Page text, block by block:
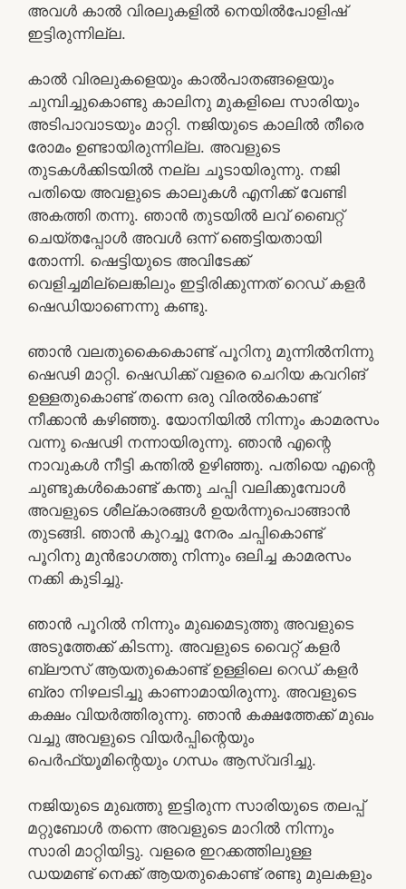
അവൾ കാൽ വിരലുകളിൽ നെയിൽപോളിഷ്
ഇട്ടിരുന്നില്ല.
കാൽ വിരലുകളെയും കാൽപാതങ്ങളെയും
ചുമ്പിച്ചുകൊണ്ടു കാലിനു മുകളിലെ സാരിയും
അടിപാവാടയും മാറ്റി. നജിയുടെ കാലിൽ തീരെ
രോമം ഉണ്ടായിരുന്നില്ല. അവളുടെ
തുടകൾക്കിടയിൽ നല്ല ചൂടായിരുന്നു. നജി
പതിയെ അവളുടെ കാലുകൾ എനിക്ക് വേണ്ടി
അകത്തി തന്നു. ഞാൻ തുടയിൽ ലവ് ബൈറ്റ്
ചെയ്തപ്പോൾ അവൾ ഒന്ന് ഞെട്ടിയതായി
തോന്നി. ഷെട്ടിയുടെ അവിടേക്ക്
വെളിച്ചമില്ലെങ്കിലും ഇട്ടിരിക്കുന്നത് റെഡ് കളർ
ഷെഡിയാണെന്നു കണ്ടു.
ഞാൻ വലതുകൈകൊണ്ട് പൂറിനു മുന്നിൽനിന്നു
ഷെഢി മാറ്റി. ഷെഡിക്ക് വളരെ ചെറിയ കവറിങ്
ഉള്ളതുകൊണ്ട് തന്നെ ഒരു വിരൽകൊണ്ട്
നീക്കാൻ കഴിഞ്ഞു. യോനിയിൽ നിന്നും കാമരസം
വന്നു ഷെഢി നന്നായിരുന്നു. ഞാൻ എന്റെ
നാവുകൾ നീട്ടി കന്തിൽ ഉഴിഞ്ഞു. പതിയെ എന്റെ
ചുണ്ടുകൾകൊണ്ട് കന്തു ചപ്പി വലിക്കുമ്പോൾ
അവളുടെ ശീല്കാരങ്ങൾ ഉയർന്നുപൊങ്ങാൻ
തുടങ്ങി. ഞാൻ കുറച്ചു നേരം ചപ്പികൊണ്ട്
പൂറിനു മുൻഭാഗത്തു നിന്നും ഒലിച്ച കാമരസം
നക്കി കുടിച്ചു.
ഞാൻ പൂറിൽ നിന്നും മുഖമെടുത്തു അവളുടെ
അടുത്തേക്ക് കിടന്നു. അവളുടെ വൈറ്റ് കളർ
ബ്ലൗസ് ആയതുകൊണ്ട് ഉള്ളിലെ റെഡ് കളർ
ബ്രാ നിഴലടിച്ചു കാണാമായിരുന്നു. അവളുടെ
കക്ഷം വിയർത്തിരുന്നു. ഞാൻ കക്ഷത്തേക്ക് മുഖം
വച്ചു അവളുടെ വിയർപ്പിന്റെയും
പെർഫ്യൂമിന്റെയും ഗന്ധം ആസ്വദിച്ചു.
നജിയുടെ മുഖത്തു ഇട്ടിരുന്ന സാരിയുടെ തലപ്പ്
മറ്റുബോൾ തന്നെ അവളുടെ മാറിൽ നിന്നും
സാരി മാറ്റിയിട്ടു. വളരെ ഇറക്കത്തിലുള്ള
ഡയമണ്ട് നെക്ക് ആയതുകൊണ്ട് രണ്ടു മുലകളും